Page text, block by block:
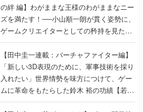
【若ゲのいたり最終回】
【田中圭一連載：バーチャファイター編】
「新しい3D表現のために、軍事技術を採り
入れたい」世界情勢を味方につけて、ゲー
ムに革命をもたらした鈴木 裕の功績【若ゲ
のいたり】
【田中圭一：若ゲのいたり】ゲーム開発統
合環境「Unreal Engine」最新バージョン
で、開発環境はどう変わる？ ゲーム業界向